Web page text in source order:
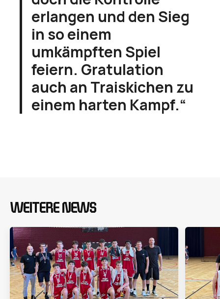
erlangen und den Sieg
in so einem
umkämpften Spiel
feiern. Gratulation
auch an Traiskichen zu
einem harten Kampf.“
WEITERE NEWS